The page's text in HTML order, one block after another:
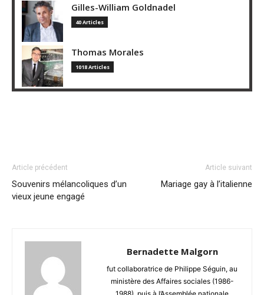
Gilles-William Goldnadel
40 Articles
Thomas Morales
1018 Articles
Article précédent
Souvenirs mélancoliques d’un
vieux jeune engagé
Article suivant
Mariage gay à l’italienne
Bernadette Malgorn
fut collaboratrice de Philippe Séguin, au
ministère des Affaires sociales (1986-